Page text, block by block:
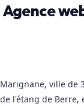
Agence
Marignane, ville de
de l'étang de